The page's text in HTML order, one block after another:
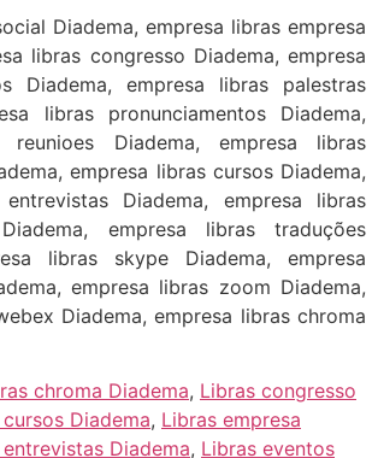
Diadema, empresa libras empresa
libras congresso Diadema, empresa
Diadema, empresa libras palestras
libras pronunciamentos Diadema,
reunioes Diadema, empresa libras
empresa libras cursos Diadema,
Diadema, empresa libras
empresa libras traduções
libras skype Diadema, empresa
empresa libras zoom Diadema,
Diadema, empresa libras chroma
chroma Diadema, Libras congresso
Diadema, Libras empresa
Diadema, Libras eventos